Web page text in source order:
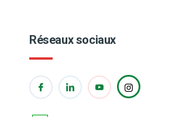
Réseaux sociaux